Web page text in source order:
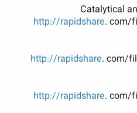
http://rapidshare. com/
http://rapidshare. com/
http://rapidshare. com/